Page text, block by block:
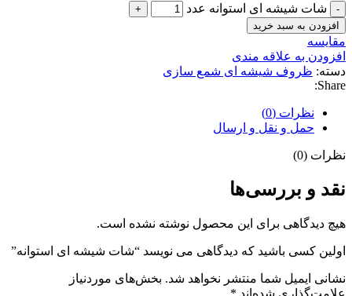
شات شیشه ای استوانه عدد
افزودن به سبد خرید
مقايسه
افزودن به علاقه مندی
دسته: ظروف شیشه ای شمع سازی
Share:
نظرات (0)
حمل و نقل و ارسال
نظرات (0)
نقد و بررسی‌ها
هیچ دیدگاهی برای این محصول نوشته نشده است.
اولین کسی باشید که دیدگاهی می نویسد “شات شیشه ای استوانه”
نشانی ایمیل شما منتشر نخواهد شد. بخش‌های موردنیاز
علامت‌گذاری شده‌اند *